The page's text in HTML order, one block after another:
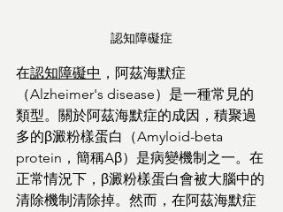
認知障礙症
在認知障礙中 ，阿茲海默症
（Alzheimer's disease）是一種常見的
類型。關於阿茲海默症的成因，積聚過
多的β澱粉樣蛋白（Amyloid-beta
protein，簡稱Aβ）是病變機制之一。在
正常情況下，β澱粉樣蛋白會被大腦中的
清除機制清除掉。然而，在阿茲海默症